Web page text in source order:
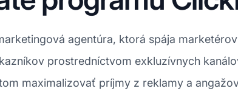
agentúra, ktorá spája
prostredníctvom exkluzívnych
maximalizovať príjmy z reklamy a